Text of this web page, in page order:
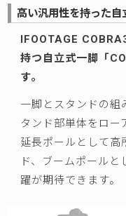
高い汎用性を持った自
IFOOTAGE
持つ自立式一脚「
す。
一脚とスタンドの組
タンド部単体をロー
延長ポールとして高
ド、ブームポール
躍が期待できます。